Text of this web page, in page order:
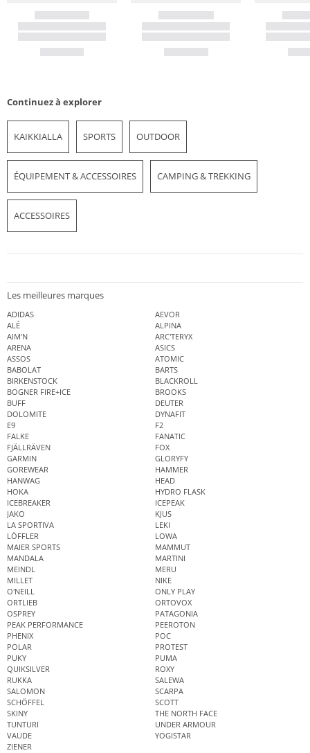
Continuez à explorer
KAIKKIALLA SPORTS OUTDOOR
ÉQUIPEMENT & ACCESSOIRES CAMPING & TREKKING
ACCESSOIRES
Les meilleures marques
ADIDAS
AEVOR
ALÉ
ALPINA
AIM'N
ARC'TERYX
ARENA
ASICS
ASSOS
ATOMIC
BABOLAT
BARTS
BIRKENSTOCK
BLACKROLL
BOGNER FIRE+ICE
BROOKS
BUFF
DEUTER
DOLOMITE
DYNAFIT
E9
F2
FALKE
FANATIC
FJÄLLRÄVEN
FOX
GARMIN
GLORYFY
GOREWEAR
HAMMER
HANWAG
HEAD
HOKA
HYDRO FLASK
ICEBREAKER
ICEPEAK
JAKO
KJUS
LA SPORTIVA
LEKI
LÖFFLER
LOWA
MAIER SPORTS
MAMMUT
MANDALA
MARTINI
MEINDL
MERU
MILLET
NIKE
O'NEILL
ONLY PLAY
ORTLIEB
ORTOVOX
OSPREY
PATAGONIA
PEAK PERFORMANCE
PEEROTON
PHENIX
POC
POLAR
PROTEST
PUKY
PUMA
QUIKSILVER
ROXY
RUKKA
SALEWA
SALOMON
SCARPA
SCHÖFFEL
SCOTT
SKINY
THE NORTH FACE
TUNTURI
UNDER ARMOUR
VAUDE
YOGISTAR
ZIENER